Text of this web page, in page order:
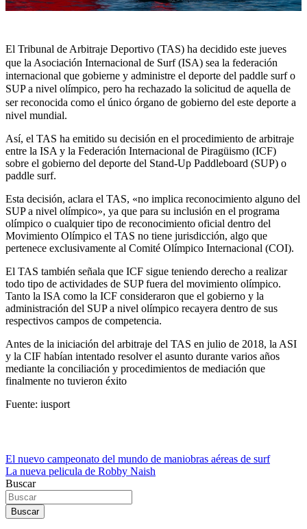
El Tribunal de Arbitraje Deportivo (TAS) ha decidido este jueves
que la Asociación Internacional de Surf (ISA) sea la federación
internacional que gobierne y administre el deporte del paddle surf o
SUP a nivel olímpico, pero ha rechazado la solicitud de aquella de
ser reconocida como el único órgano de gobierno del este deporte a
nivel mundial.
Así, el TAS ha emitido su decisión en el procedimiento de arbitraje
entre la ISA y la Federación Internacional de Piragüismo (ICF)
sobre el gobierno del deporte del Stand-Up Paddleboard (SUP) o
paddle surf.
Esta decisión, aclara el TAS, «no implica reconocimiento alguno del
SUP a nivel olímpico», ya que para su inclusión en el programa
olímpico o cualquier tipo de reconocimiento oficial dentro del
Movimiento Olímpico el TAS no tiene jurisdicción, algo que
pertenece exclusivamente al Comité Olímpico Internacional (COI).
El TAS también señala que ICF sigue teniendo derecho a realizar
todo tipo de actividades de SUP fuera del movimiento olímpico.
Tanto la ISA como la ICF consideraron que el gobierno y la
administración del SUP a nivel olímpico recayera dentro de sus
respectivos campos de competencia.
Antes de la iniciación del arbitraje del TAS en julio de 2018, la ASI
y la CIF habían intentado resolver el asunto durante varios años
mediante la conciliación y procedimientos de mediación que
finalmente no tuvieron éxito
Fuente: iusport
Navegación
de
entradas
El nuevo campeonato del mundo de maniobras aéreas de surf
La nueva pelicula de Robby Naish
Buscar
Buscar